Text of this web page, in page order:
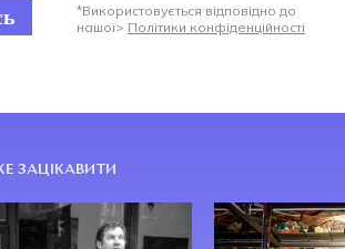
*Використовується відповідно до
нашої> Політики конфіденційності
ЗАЦІКАВИТИ